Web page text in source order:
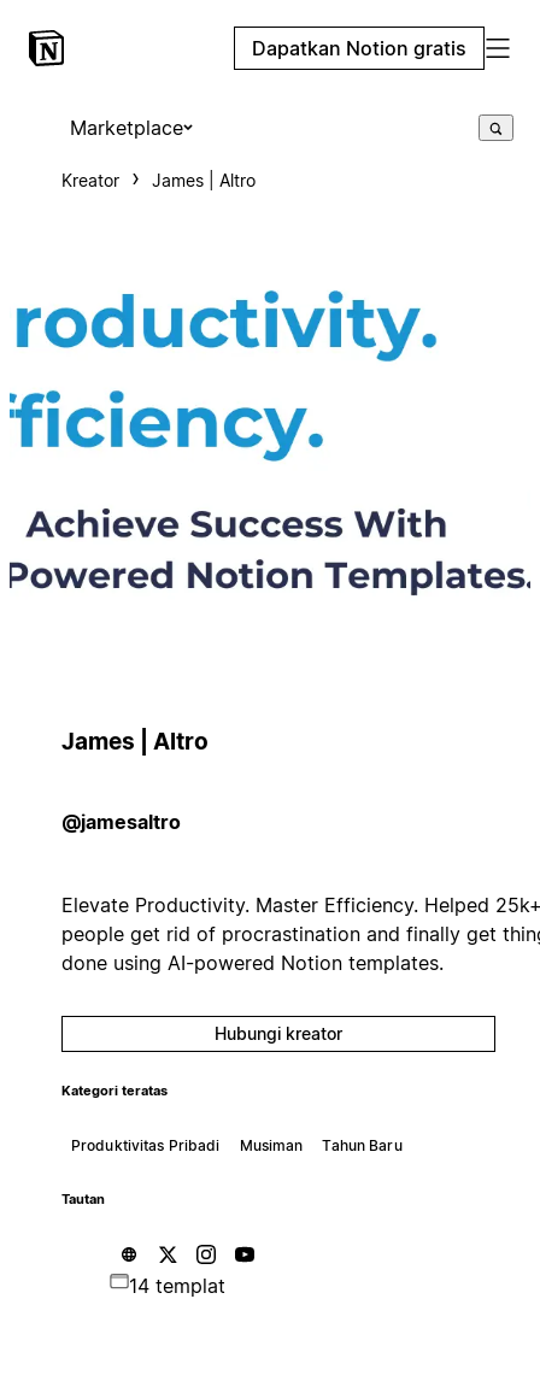
Dapatkan Notion gratis
Marketplace
Kreator James | Altro
James | Altro
@jamesaltro
Elevate Productivity. Master Efficiency. Helped
people get rid of procrastination and finally get
done using AI-powered Notion templates.
Hubungi kreator
Kategori teratas
Produktivitas Pribadi Musiman Tahun Baru
Tautan
14 templat